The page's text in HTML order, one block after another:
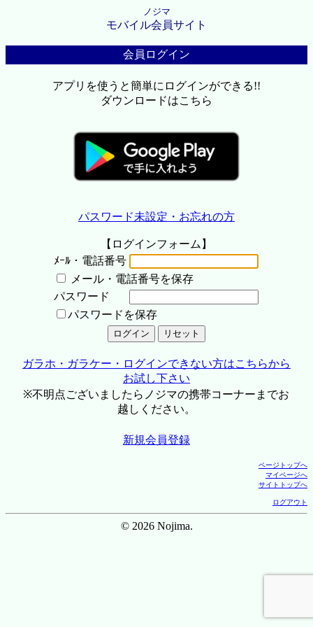
ノジマ
モバイル会員サイト
会員ログイン
アプリを使うと簡単にログインができる!!
ダウンロードはこちら
パスワード未設定・お忘れの方
【ログインフォーム】
ﾒｰﾙ・電話番号
メール・電話番号を保存
パスワード
パスワードを保存
ガラホ・ガラケー・ログインできない方はこちらから
お試し下さい
※不明点ございましたらノジマの携帯コーナーまでお
越しください。
新規会員登録
ページトップへ
マイページへ
サイトトップへ
ログアウト
© 2026 Nojima.